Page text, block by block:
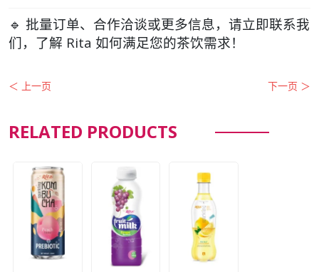
🔹 批量订单、合作洽谈或更多信息 ，请立即联系我
们，了解 Rita 如何满足您的茶饮需求！
＜ 上一页 下一页 ＞
RELATED PRODUCTS